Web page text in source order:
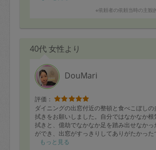
※依頼者の依頼当時の主観
40代 女性より
DouMari
評価：
ダイニングの出窓付近の整頓と食べこぼしの
拭きをお願いしました。自分ではなかなか根
拭きと、億劫でなかなか足を踏み出せなかっ
ができ、出窓がすっきりしてありがたかった
自分で取捨選択しなければならないボックス
もっと見る